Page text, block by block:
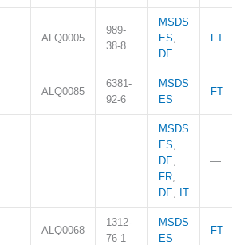
ALQ0005
989-
38-8
MSDS
ES,
DE
FT
ALQ0085
6381-
92-6
MSDS
ES
FT
MSDS
ES,
DE,
FR,
DE, IT
—
ALQ0068
1312-
76-1
MSDS
ES
FT